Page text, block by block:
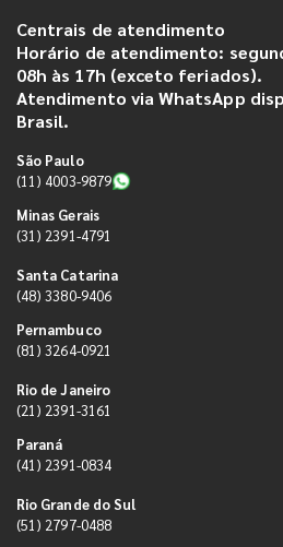
Centrais de atendimento
Horário de atendimento:
08h às 17h (exceto feriados).
Atendimento via WhatsApp
Brasil.
São Paulo
(11) 4003-9879
Minas Gerais
(31) 2391-4791
Santa Catarina
(48) 3380-9406
Pernambuco
(81) 3264-0921
Rio de Janeiro
(21) 2391-3161
Paraná
(41) 2391-0834
Rio Grande do Sul
(51) 2797-0488